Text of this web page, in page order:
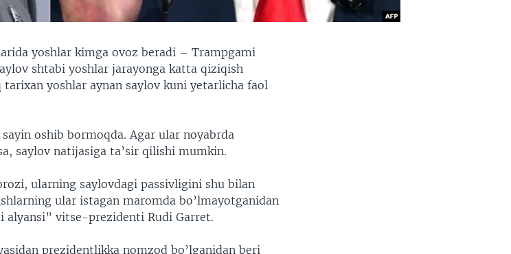
yoshlar kimga ovoz beradi – Trampgami
shtabi yoshlar jarayonga katta qiziqish
yoshlar aynan saylov kuni yetarlicha faol
oshib bormoqda. Agar ular noyabrda
saylov natijasiga ta’sir qilishi mumkin.
ularning saylovdagi passivligini shu bilan
ular istagan maromda bo’lmayotganidan
alyansi” vitse-prezidenti Rudi Garret.
prezidentlikka nomzod bo’lganidan beri